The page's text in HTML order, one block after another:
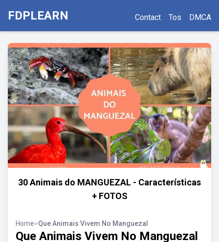
FDPLEARN Contact Tos DMCA
30 Animais do MANGUEZAL - Características
+ FOTOS
Home>Que Animais Vivem No Manguezal
Que Animais Vivem No Manguezal